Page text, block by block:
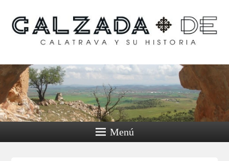
Calzada de Calatrava y
su historia
Menú